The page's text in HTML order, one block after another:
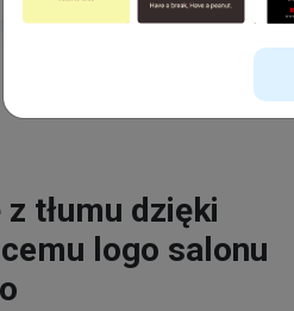
tłumu dzięki
logo salonu